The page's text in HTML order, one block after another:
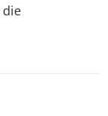
die